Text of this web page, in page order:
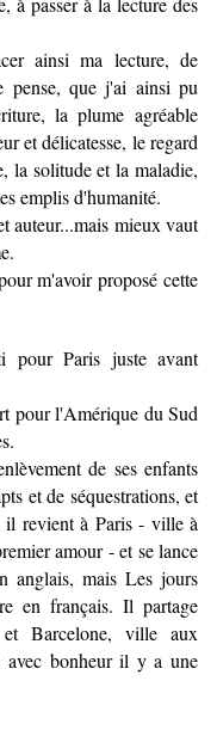
ainsi ma lecture, de
pense, que j'ai ainsi pu
la plume agréable
et délicatesse, le regard
la solitude et la maladie,
emplis d'humanité.
auteur...mais mieux vaut
m'avoir proposé cette
pour Paris juste avant
pour l'Amérique du Sud
de ses enfants
et de séquestrations, et
il revient à Paris - ville à
amour - et se lance
anglais, mais Les jours
en français. Il partage
et Barcelone, ville aux
avec bonheur il y a une